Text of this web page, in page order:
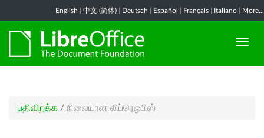
English 中文 (简体) Deutsch Español Français Italiano More...
பதிவிறக்க / நிலையான லிப்ரெஓபிஸ்